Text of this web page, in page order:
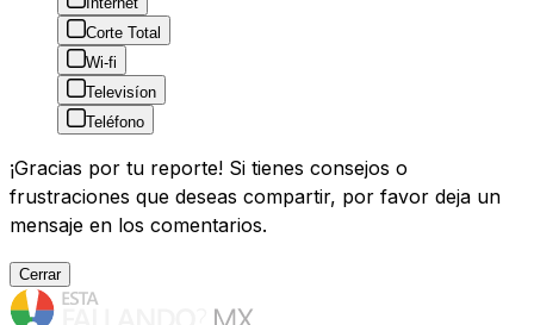
Corte Total
Wi-fi
Televisíon
Teléfono
¡Gracias por tu reporte! Si tienes consejos o
frustraciones que deseas compartir, por favor deja un
mensaje en los comentarios.
Cerrar